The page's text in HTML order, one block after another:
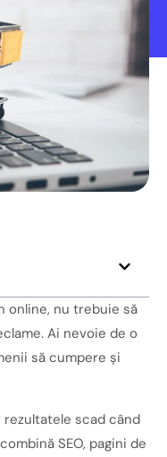
online, nu trebuie să
Ai nevoie de o
să cumpere și
rezultatele scad când
SEO, pagini de